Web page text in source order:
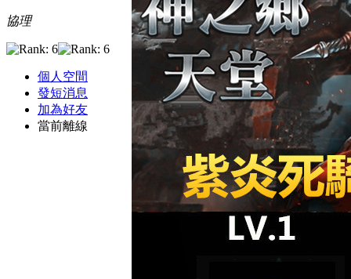
協理
個人空間
發短消息
加為好友
當前離線